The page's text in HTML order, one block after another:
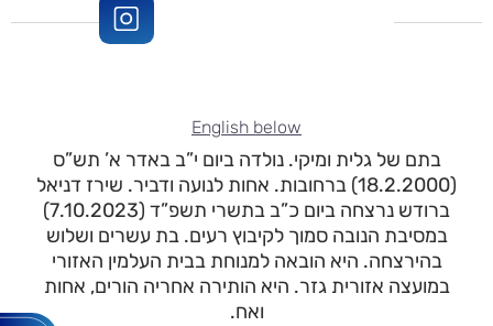
English below
בתם של גלית ומיקי. נולדה ביום י”ב באדר א’ תש”ס
(18.2.2000) ברחובות. אחות לנועה ודביר. שירז דניאל
ברודש נרצחה ביום כ”ב בתשרי תשפ”ד (7.10.2023)
במסיבת הנובה סמוך לקיבוץ רעים. בת עשרים ושלוש
בהירצחה. היא הובאה למנוחת בבית העלמין האזורי
במועצה אזורית גזר. היא הותירה אחריה הורים, אחות
ואח.